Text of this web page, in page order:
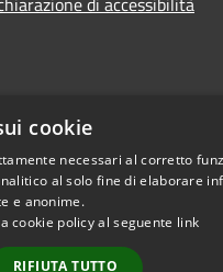
cookie
necessari al corretto
al solo fine di elaborare
e anonime.
cookie policy al seguente link
RIFIUTA TUTTO